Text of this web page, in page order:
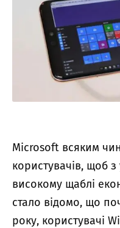
Microsoft всяким
користувачів, щоб
високому щаблі
стало відомо, що
року, користувачі